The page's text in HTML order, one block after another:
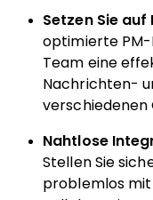
Setzen Sie
optimierte
Team eine
Nachrichten-
verschiedenen
Nahtlose
Stellen Sie
problemlos